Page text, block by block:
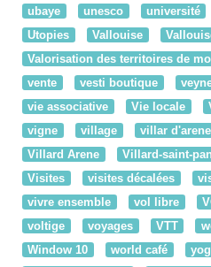
ubaye
unesco université
Utopies
Vallouise
Valorisation des territoires de
vente
vesti boutique
vie associative
Vie locale
vigne
village villar d'arene
Villard Arene
Villard-saint-
Visites
visites décalées
vivre ensemble
vol libre
voltige
voyages VTT
Window 10
world café